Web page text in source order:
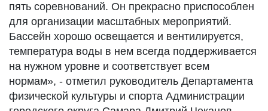
пять соревнований. Он прекрасно приспособлен
для организации масштабных мероприятий.
Бассейн хорошо освещается и вентилируется,
температура воды в нем всегда поддерживается
на нужном уровне и соответствует всем
нормам», - отметил руководитель Департамента
физической культуры и спорта Администрации